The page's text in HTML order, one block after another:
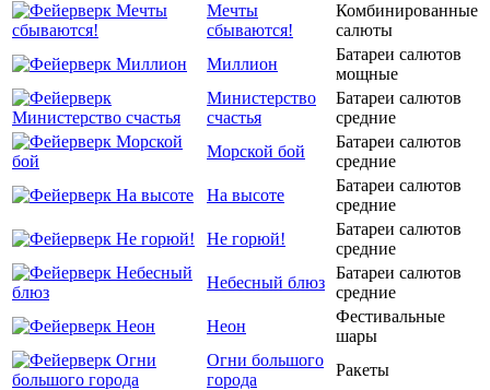
Мечты
сбываются!
Комбинированные
салюты
Миллион
Батареи салютов
мощные
Министерство
счастья
Батареи салютов
средние
Морской бой
Батареи салютов
средние
На высоте
Батареи салютов
средние
Не горюй!
Батареи салютов
средние
Небесный блюз
Батареи салютов
средние
Неон
Фестивальные
шары
Огни большого
города
Ракеты